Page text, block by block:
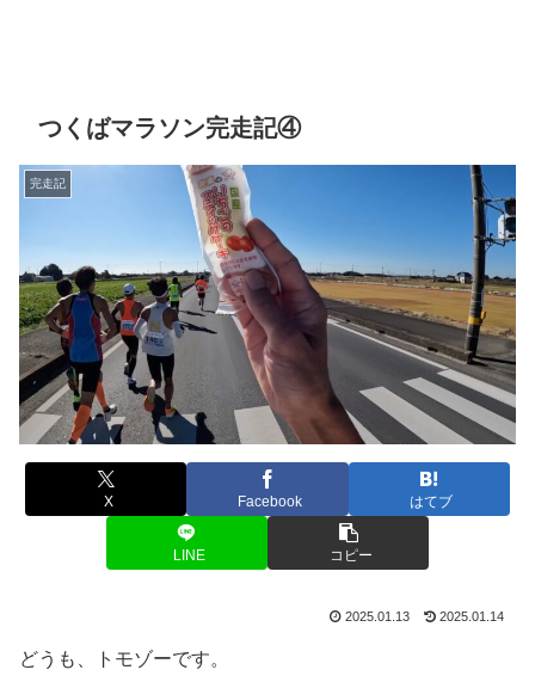
つくばマラソン完走記④
完走記
X Facebook はてブ
LINE コピー
2025.01.13 2025.01.14
どうも、トモゾーです。